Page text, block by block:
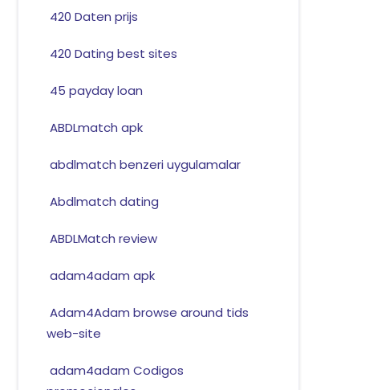
420 Daten prijs
420 Dating best sites
45 payday loan
ABDLmatch apk
abdlmatch benzeri uygulamalar
Abdlmatch dating
ABDLMatch review
adam4adam apk
Adam4Adam browse around tids
web-site
adam4adam Codigos